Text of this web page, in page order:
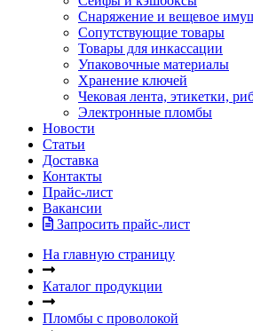
Снаряжение и вещевое
Сопутствующие товары
Товары для инкассации
Упаковочные материалы
Хранение ключей
Чековая лента, этикетки,
Электронные пломбы
Новости
Статьи
Доставка
Контакты
Прайс-лист
Вакансии
Запросить прайс-лист
На главную страницу
Каталог продукции
Пломбы с проволокой